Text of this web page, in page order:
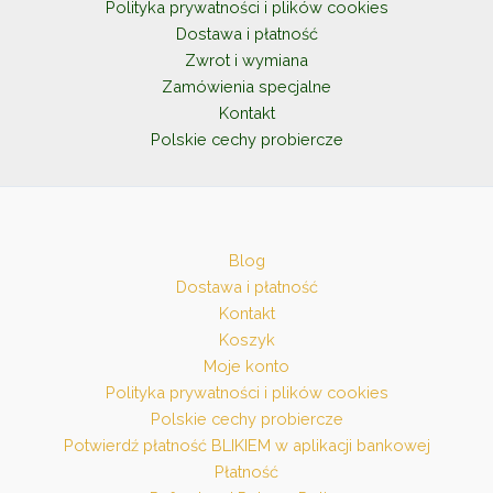
produktu
Polityka prywatności i plików cookies
Dostawa i płatność
Zwrot i wymiana
Zamówienia specjalne
Kontakt
Polskie cechy probiercze
Blog
Dostawa i płatność
Kontakt
Koszyk
Moje konto
Polityka prywatności i plików cookies
Polskie cechy probiercze
Potwierdź płatność BLIKIEM w aplikacji bankowej
Płatność